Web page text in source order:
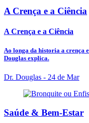
A Crença e a Ciência
A Crença e a Ciência
Ao longa da historia a crença
Douglas explica.
Dr. Douglas - 24 de Mar
Saúde & Bem-Estar